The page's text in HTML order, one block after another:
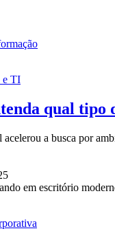
e TI
qual tipo
a busca por